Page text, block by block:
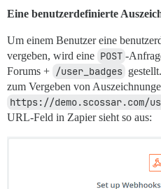
Eine benutzerdefinierte
Um einem Benutzer eine
vergeben, wird eine POST -
Forums + /user_badges
zum Vergeben von
https://demo.scossar.com/
URL-Feld in Zapier sieht so aus: